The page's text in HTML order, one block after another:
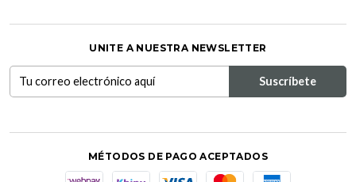
UNITE A NUESTRA NEWSLETTER
MÉTODOS DE PAGO ACEPTADOS